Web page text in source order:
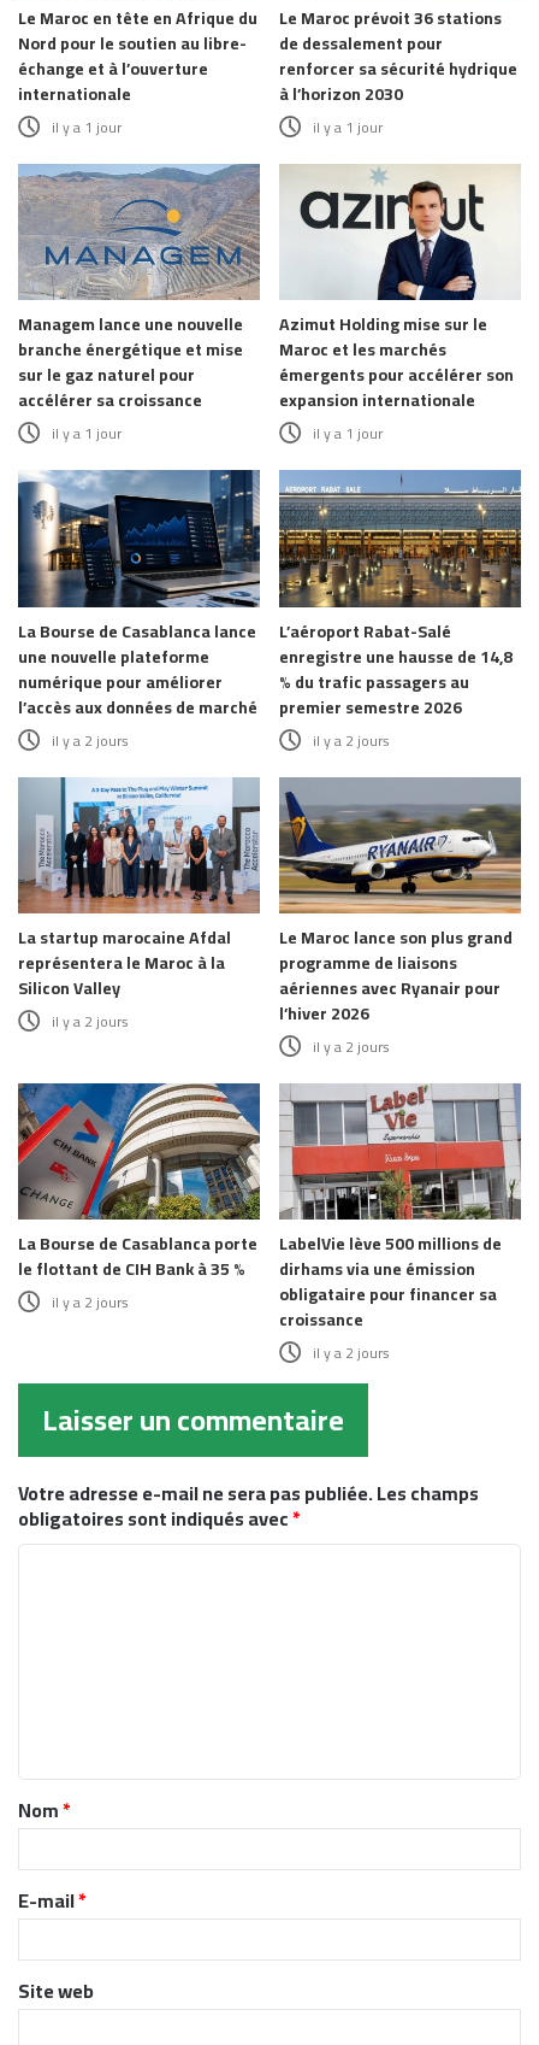
Le Maroc en tête en Afrique du
Nord pour le soutien au libre-
échange et à l’ouverture
internationale
il y a 1 jour
Le Maroc prévoit 36 stations
de dessalement pour
renforcer sa sécurité hydrique
à l’horizon 2030
il y a 1 jour
Managem lance une nouvelle
branche énergétique et mise
sur le gaz naturel pour
accélérer sa croissance
il y a 1 jour
Azimut Holding mise sur le
Maroc et les marchés
émergents pour accélérer son
expansion internationale
il y a 1 jour
La Bourse de Casablanca lance
une nouvelle plateforme
numérique pour améliorer
l’accès aux données de marché
il y a 2 jours
L’aéroport Rabat-Salé
enregistre une hausse de 14,8
% du trafic passagers au
premier semestre 2026
il y a 2 jours
La startup marocaine Afdal
représentera le Maroc à la
Silicon Valley
il y a 2 jours
Le Maroc lance son plus grand
programme de liaisons
aériennes avec Ryanair pour
l’hiver 2026
il y a 2 jours
La Bourse de Casablanca porte
le flottant de CIH Bank à 35 %
il y a 2 jours
LabelVie lève 500 millions de
dirhams via une émission
obligataire pour financer sa
croissance
il y a 2 jours
Laisser un commentaire
Votre adresse e-mail ne sera pas publiée.Les champs
obligatoires sont indiqués avec*
t
a
r
e
*
Nom*
E-mail*
Site web